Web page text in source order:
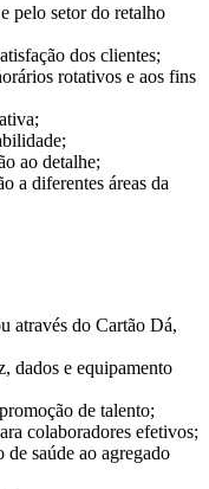
pelo setor do retalho
dos clientes;
rotativos e aos fins
ao detalhe;
a diferentes áreas da
através do Cartão Dá,
dados e equipamento
de talento;
colaboradores efetivos;
de saúde ao agregado